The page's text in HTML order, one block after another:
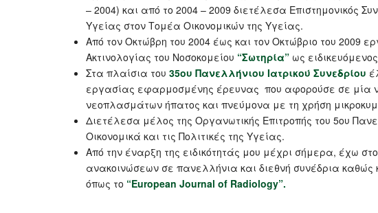
– 2004) και από το 2004 – 2009 διετέλεσα Επιστημονικός
Υγείας στον Τομέα Οικονομικών της Υγείας.
Από τον Οκτώβρη του 2004 έως και τον Οκτώβριο του 2009
Ακτινολογίας του Νοσοκομείου “Σωτηρία” ως
Στα πλαίσια του 35ου Πανελλήνιου Ιατρικού Συνεδρίου
εργασίας εφαρμοσμένης έρευνας που αφορούσε σε μία
νεοπλασμάτων ήπατος και πνεύμονα με τη χρήση
Διετέλεσα μέλος της Οργανωτικής Επιτροπής του 5ου
Οικονομικά και τις Πολιτικές της Υγείας.
Από την έναρξη της ειδικότητάς μου μέχρι σήμερα, έχω
ανακοινώσεων σε πανελλήνια και διεθνή συνέδρια καθώς
όπως το “European Journal of Radiology”.